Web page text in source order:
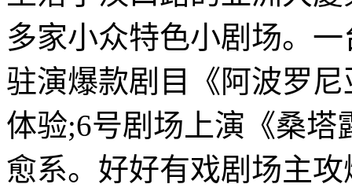
多家小众特色小剧场。
驻演爆款剧目《阿波罗
体验;6号剧场上演《桑
愈系。好好有戏剧场主